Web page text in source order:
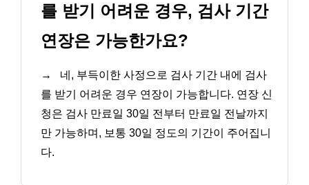
를 받기 어려운 경우, 검사 기간
연장은 가능한가요?
→
네, 부득이한 사정으로 검사 기간 내에 검사
를 받기 어려운 경우 연장이 가능합니다. 연장 신
청은 검사 만료일 30일 전부터 만료일 전날까지
만 가능하며, 보통 30일 정도의 기간이 주어집니
다.